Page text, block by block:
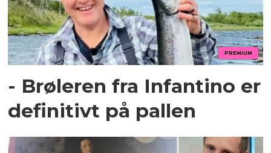
PREMIUM
- Brøleren fra Infantino er
definitivt på pallen